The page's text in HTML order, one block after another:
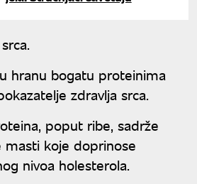
hranu bogatu proteinima
zdravlja srca.
poput ribe, sadrže
masti koje doprinose
nivoa holesterola.